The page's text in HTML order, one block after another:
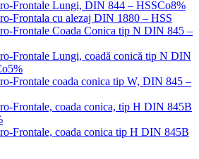
Frontale Lungi, DIN 844 – HSSCo8%
Frontala cu alezaj DIN 1880 – HSS
Frontale Coada Conica tip N DIN 845 –
Frontale Lungi, coadă conică tip N DIN
Frontale coada conica tip W, DIN 845 –
Frontale, coada conica, tip H DIN 845B
Frontale, coada conica tip H DIN 845B